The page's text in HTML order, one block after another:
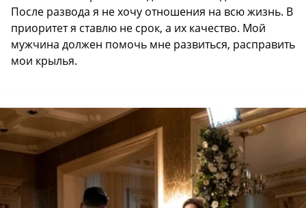
После развода я не хочу отношения на всю жизнь. В
приоритет я ставлю не срок, а их качество. Мой
мужчина должен помочь мне развиться, расправить
мои крылья.